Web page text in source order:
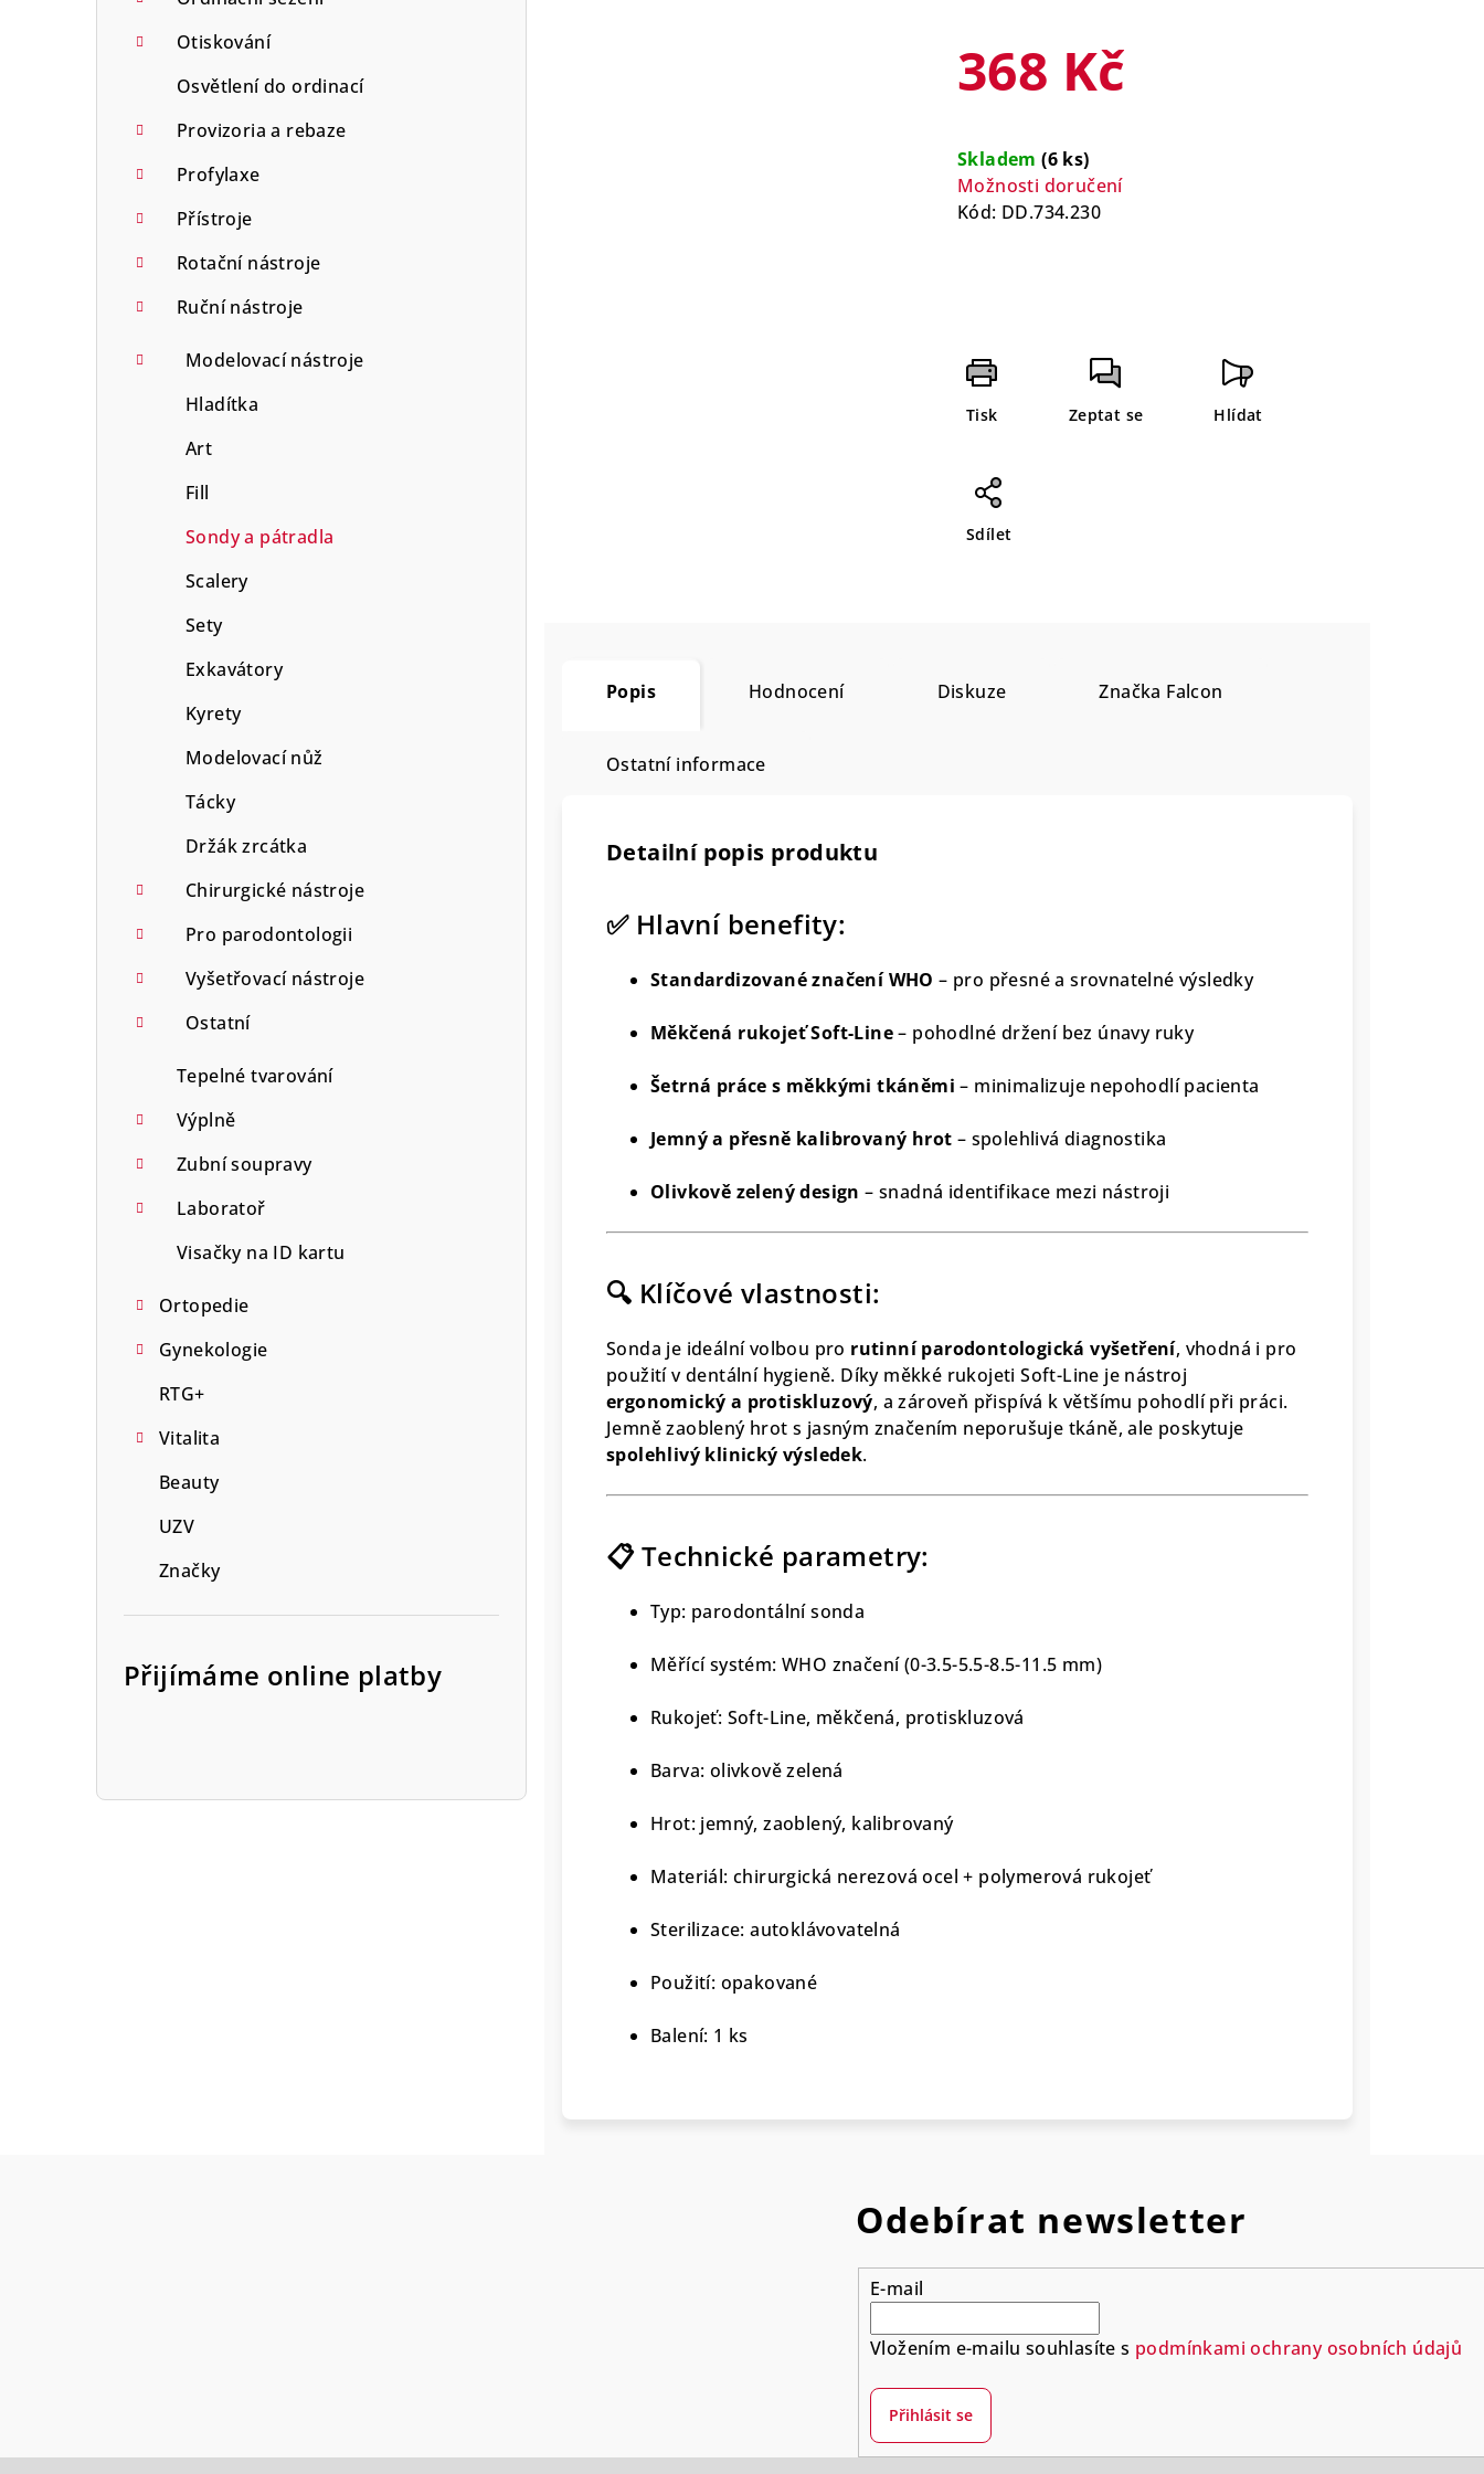
Otiskování
Osvětlení do ordinací
Provizoria a rebaze
Profylaxe
Přístroje
Rotační nástroje
Ruční nástroje
Modelovací nástroje
Hladítka
Art
Fill
Sondy a pátradla
Scalery
Sety
Exkavátory
Kyrety
Modelovací nůž
Tácky
Držák zrcátka
Chirurgické nástroje
Pro parodontologii
Vyšetřovací nástroje
Ostatní
Tepelné tvarování
Výplně
Zubní soupravy
Laboratoř
Visačky na ID kartu
Ortopedie
Gynekologie
RTG+
Vitalita
Beauty
UZV
Značky
Přijímáme online platby
368 Kč
cena:
Skladem(6 ks)
Možnosti doručení
Kód: DD.734.230
Tisk Zeptat se Hlídat
Sdílet
Popis Hodnocení Diskuze Značka Falcon
Ostatní informace
Detailní popis produktu
✅ Hlavní benefity:
Standardizované značení WHO – pro přesné a srovnatelné výsledky
Měkčená rukojeť Soft-Line– pohodlné držení bez únavy ruky
Šetrná práce s měkkými tkáněmi – minimalizuje nepohodlí pacienta
Jemný a přesně kalibrovaný hrot – spolehlivá diagnostika
Olivkově zelený design – snadná identifikace mezi nástroji
🔍 Klíčové vlastnosti:
Sonda je ideální volbou pro rutinní parodontologická vyšetření, vhodná i pro
použití v dentální hygieně. Díky měkké rukojeti Soft-Line je nástroj
ergonomický a protiskluzový, a zároveň přispívá k většímu pohodlí při práci.
Jemně zaoblený hrot s jasným značením neporušuje tkáně, ale poskytuje
spolehlivý klinický výsledek.
📋 Technické parametry:
Typ: parodontální sonda
Měřící systém: WHO značení (0-3.5-5.5-8.5-11.5 mm)
Rukojeť: Soft-Line, měkčená, protiskluzová
Barva: olivkově zelená
Hrot: jemný, zaoblený, kalibrovaný
Materiál: chirurgická nerezová ocel + polymerová rukojeť
Sterilizace: autoklávovatelná
Použití: opakované
Balení: 1 ks
Odebírat newsletter
E-mail
Vložením e-mailu souhlasíte s podmínkami ochrany osobních údajů
Přihlásit se